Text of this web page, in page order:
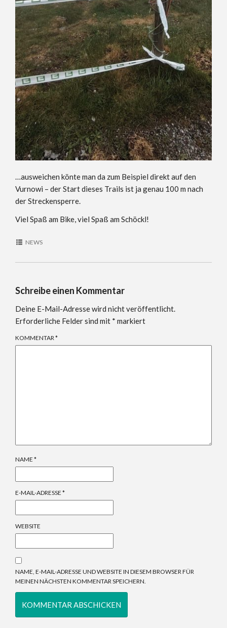
…ausweichen könte man da zum Beispiel direkt auf den
Vurnowi – der Start dieses Trails ist ja genau 100 m nach
der Streckensperre.
Viel Spaß am Bike, viel Spaß am Schöckl!
NEWS
Schreibe einen Kommentar
Deine E-Mail-Adresse wird nicht veröffentlicht.
Erforderliche Felder sind mit * markiert
KOMMENTAR *
NAME *
E-MAIL-ADRESSE *
WEBSITE
NAME, E-MAIL-ADRESSE UND WEBSITE IN DIESEM BROWSER FÜR
MEINEN NÄCHSTEN KOMMENTAR SPEICHERN.